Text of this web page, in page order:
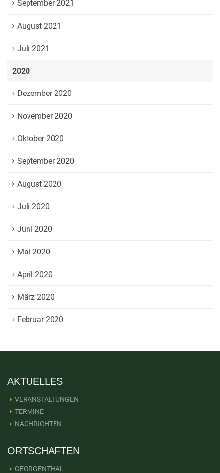
September 2021
August 2021
Juli 2021
2020
Dezember 2020
November 2020
Oktober 2020
September 2020
August 2020
Juli 2020
Juni 2020
Mai 2020
April 2020
März 2020
Februar 2020
AKTUELLES
VERANSTALTUNGEN
TERMINE
NACHRICHTEN
ORTSCHAFTEN
GEORGENTHAL